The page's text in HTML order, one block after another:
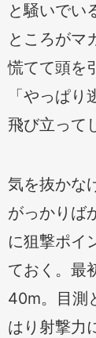
と騒いでい
ところがマ
慌てて頭を
「やっぱ
飛び立って
気を抜かな
がっかりば
に狙撃ポイ
ておく。最
40m。目測
はり射撃力